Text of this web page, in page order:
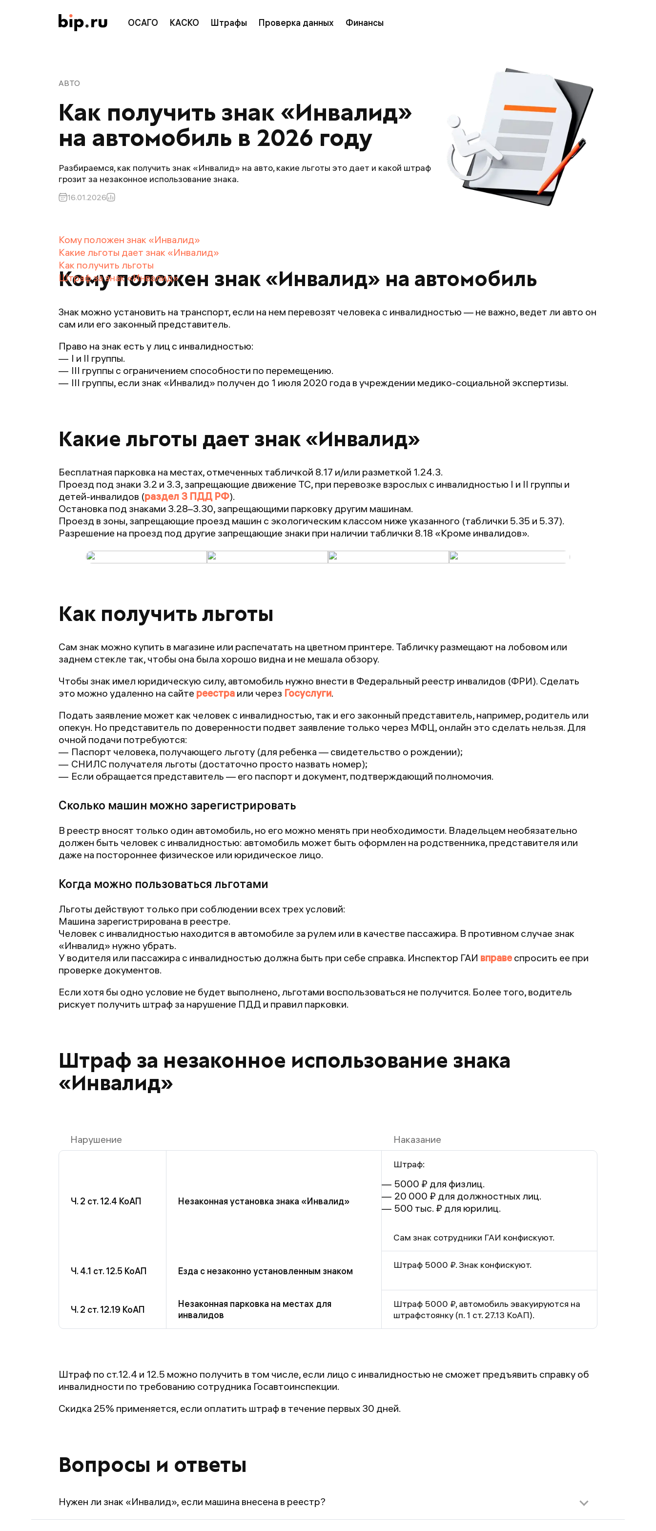
ОСАГО КАСКО Штрафы Проверка данных Финансы
АВТО
Как получить знак «Инвалид»
на автомобиль в 2026 году
Разбираемся, как получить знак «Инвалид» на авто, какие льготы это дает и какой штраф
грозит за незаконное использование знака.
16.01.2026
Кому положен знак «Инвалид»
Какие льготы дает знак «Инвалид»
Как получить льготы
Штраф за знак «Инвалид»
Кому положен знак «Инвалид» на автомобиль
Знак можно установить на транспорт, если на нем перевозят человека с инвалидностью — не важно, ведет ли авто он
сам или его законный представитель.
Право на знак есть у лиц с инвалидностью:
I и II группы.
III группы с ограничением способности по перемещению.
III группы, если знак «Инвалид» получен до 1 июля 2020 года в учреждении медико-социальной экспертизы.
Какие льготы дает знак «Инвалид»
Бесплатная парковка на местах, отмеченных табличкой 8.17 и/или разметкой 1.24.3.
Проезд под знаки 3.2 и 3.3, запрещающие движение ТС, при перевозке взрослых с инвалидностью I и II группы и
детей-инвалидов (раздел 3 ПДД РФ).
Остановка под знаками 3.28–3.30, запрещающими парковку другим машинам.
Проезд в зоны, запрещающие проезд машин с экологическим классом ниже указанного (таблички 5.35 и 5.37).
Разрешение на проезд под другие запрещающие знаки при наличии таблички 8.18 «Кроме инвалидов».
Как получить льготы
Сам знак можно купить в магазине или распечатать на цветном принтере. Табличку размещают на лобовом или
заднем стекле так, чтобы она была хорошо видна и не мешала обзору.
Чтобы знак имел юридическую силу, автомобиль нужно внести в Федеральный реестр инвалидов (ФРИ). Сделать
это можно удаленно на сайте реестра или через Госуслуги.
Подать заявление может как человек с инвалидностью, так и его законный представитель, например, родитель или
опекун. Но представитель по доверенности подвет заявление только через МФЦ, онлайн это сделать нельзя. Для
очной подачи потребуются:
Паспорт человека, получающего льготу (для ребенка — свидетельство о рождении);
СНИЛС получателя льготы (достаточно просто назвать номер);
Если обращается представитель — его паспорт и документ, подтверждающий полномочия.
Сколько машин можно зарегистрировать
В реестр вносят только один автомобиль, но его можно менять при необходимости. Владельцем необязательно
должен быть человек с инвалидностью: автомобиль может быть оформлен на родственника, представителя или
даже на постороннее физическое или юридическое лицо.
Когда можно пользоваться льготами
Льготы действуют только при соблюдении всех трех условий:
Машина зарегистрирована в реестре.
Человек с инвалидностью находится в автомобиле за рулем или в качестве пассажира. В противном случае знак
«Инвалид» нужно убрать.
У водителя или пассажира с инвалидностью должна быть при себе справка. Инспектор ГАИ вправе спросить ее при
проверке документов.
Если хотя бы одно условие не будет выполнено, льготами воспользоваться не получится. Более того, водитель
рискует получить штраф за нарушение ПДД и правил парковки.
Штраф за незаконное использование знака
«Инвалид»
Нарушение Наказание
Ч. 2 ст. 12.4 КоАП Незаконная установка знака «Инвалид»
Штраф:
5000 ₽ для физлиц.
20 000 ₽ для должностных лиц.
500 тыс. ₽ для юрилиц.
Сам знак сотрудники ГАИ конфискуют.
Ч. 4.1 ст. 12.5 КоАП Езда с незаконно установленным знаком
Штраф 5000 ₽. Знак конфискуют.
Ч. 2 ст. 12.19 КоАП
Незаконная парковка на местах для
инвалидов
Штраф 5000 ₽, автомобиль эвакуируются на
штрафстоянку (п. 1 ст. 27.13 КоАП).
Штраф по ст.12.4 и 12.5 можно получить в том числе, если лицо с инвалидностью не сможет предъявить справку об
инвалидности по требованию сотрудника Госавтоинспекции.
Скидка 25% применяется, если оплатить штраф в течение первых 30 дней.
Вопросы и ответы
Нужен ли знак «Инвалид», если машина внесена в реестр?